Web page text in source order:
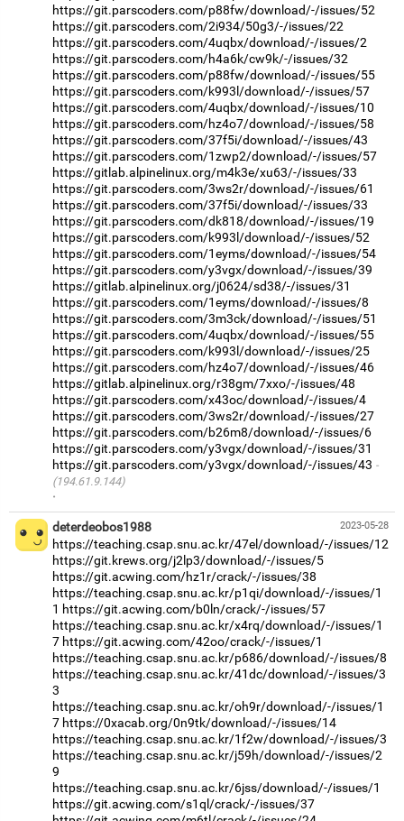
https://git.parscoders.com/p88fw/download/-/issues/52
https://git.parscoders.com/2i934/50g3/-/issues/22
https://git.parscoders.com/4uqbx/download/-/issues/2
https://git.parscoders.com/h4a6k/cw9k/-/issues/32
https://git.parscoders.com/p88fw/download/-/issues/55
https://git.parscoders.com/k993l/download/-/issues/57
https://git.parscoders.com/4uqbx/download/-/issues/10
https://git.parscoders.com/hz4o7/download/-/issues/58
https://git.parscoders.com/37f5i/download/-/issues/43
https://git.parscoders.com/1zwp2/download/-/issues/57
https://gitlab.alpinelinux.org/m4k3e/xu63/-/issues/33
https://git.parscoders.com/3ws2r/download/-/issues/61
https://git.parscoders.com/37f5i/download/-/issues/33
https://git.parscoders.com/dk818/download/-/issues/19
https://git.parscoders.com/k993l/download/-/issues/52
https://git.parscoders.com/1eyms/download/-/issues/54
https://git.parscoders.com/y3vgx/download/-/issues/39
https://gitlab.alpinelinux.org/j0624/sd38/-/issues/31
https://git.parscoders.com/1eyms/download/-/issues/8
https://git.parscoders.com/3m3ck/download/-/issues/51
https://git.parscoders.com/4uqbx/download/-/issues/55
https://git.parscoders.com/k993l/download/-/issues/25
https://git.parscoders.com/hz4o7/download/-/issues/46
https://gitlab.alpinelinux.org/r38gm/7xxo/-/issues/48
https://git.parscoders.com/x43oc/download/-/issues/4
https://git.parscoders.com/3ws2r/download/-/issues/27
https://git.parscoders.com/b26m8/download/-/issues/6
https://git.parscoders.com/y3vgx/download/-/issues/31
https://git.parscoders.com/y3vgx/download/-/issues/43
(194.61.9.144)
·
2023-05-28
deterdeobos1988
https://teaching.csap.snu.ac.kr/47el/download/-/issues/12
https://git.krews.org/j2lp3/download/-/issues/5
https://git.acwing.com/hz1r/crack/-/issues/38
https://teaching.csap.snu.ac.kr/p1qi/download/-/issues/1
1 https://git.acwing.com/b0ln/crack/-/issues/57
https://teaching.csap.snu.ac.kr/x4rq/download/-/issues/1
7 https://git.acwing.com/42oo/crack/-/issues/1
https://teaching.csap.snu.ac.kr/p686/download/-/issues/8
https://teaching.csap.snu.ac.kr/41dc/download/-/issues/3
3
https://teaching.csap.snu.ac.kr/oh9r/download/-/issues/1
7 https://0xacab.org/0n9tk/download/-/issues/14
https://teaching.csap.snu.ac.kr/1f2w/download/-/issues/3
https://teaching.csap.snu.ac.kr/j59h/download/-/issues/2
9
https://teaching.csap.snu.ac.kr/6jss/download/-/issues/1
https://git.acwing.com/s1ql/crack/-/issues/37